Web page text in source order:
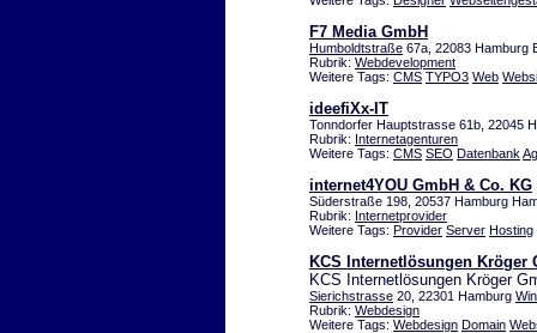
F7 Media GmbH
Humboldtstraße 67a, 22083 Hamburg
Rubrik: Webdevelopment
Weitere Tags: CMS TYPO3 Web
ideefiXx-IT
Tonndorfer Hauptstrasse 61b, 22045
Rubrik: Internetagenturen
Weitere Tags: CMS SEO Datenbank
internet4YOU GmbH & Co. KG
Süderstraße 198, 20537 Hamburg
Rubrik: Internetprovider
Weitere Tags: Provider Server Hosting
KCS Internetlösungen Kröger
KCS Internetlösungen Kröger
Sierichstrasse 20, 22301 Hamburg
Rubrik: Webdesign
Weitere Tags: Webdesign Domain